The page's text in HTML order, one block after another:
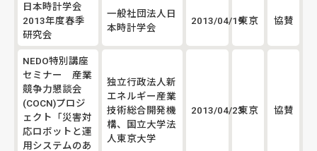
日本時計学会
2013年度春季
研究会
一般社団法人日
本時計学会
2013/04/19東京 協賛
NEDO特別講座
セミナー 産業
競争力懇談会
(COCN)プロジ
ェクト「災害対
応ロボットと運
用システムのあ
独立行政法人新
エネルギー産業
技術総合開発機
構、国立大学法
人東京大学
2013/04/23東京 協賛